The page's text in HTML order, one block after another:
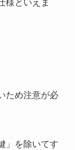
様といえま
ため注意が必
」を除いてす